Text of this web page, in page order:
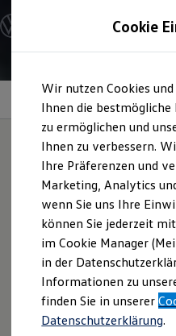
Hauptinhalt
springen
Footer
springen
Modelle und Konfigurator
Konfigurator
Modelle vergleichen
Elektroautos
ENERGY
Nutzfahrzeuge
SUV und CUV
Familienautos
Kombis
Kompaktwagen
Sportwagen
Schnell verfügbare
Angebote und Produkte
Aktuelle Angebote
E-Auto-Förderung
Volkswagen
Die ENERGY
Junge
Volkswagen
Das vierteilige
Transport und die
Garage und Keller
separate Taschen zur
Kennzeichnung auf der
der Räder möglich. Fragen
Cookie
Wir nutzen Cookies
Ihnen die bestmögliche
zu ermöglichen und
Ihnen zu verbessern.
Ihre Präferenzen und
Marketing, Analytics
wenn Sie uns Ihre
können Sie jederzeit
im Cookie Manager
in der
Informationen zu
finden Sie in unserer
Datenschutzerklärung.